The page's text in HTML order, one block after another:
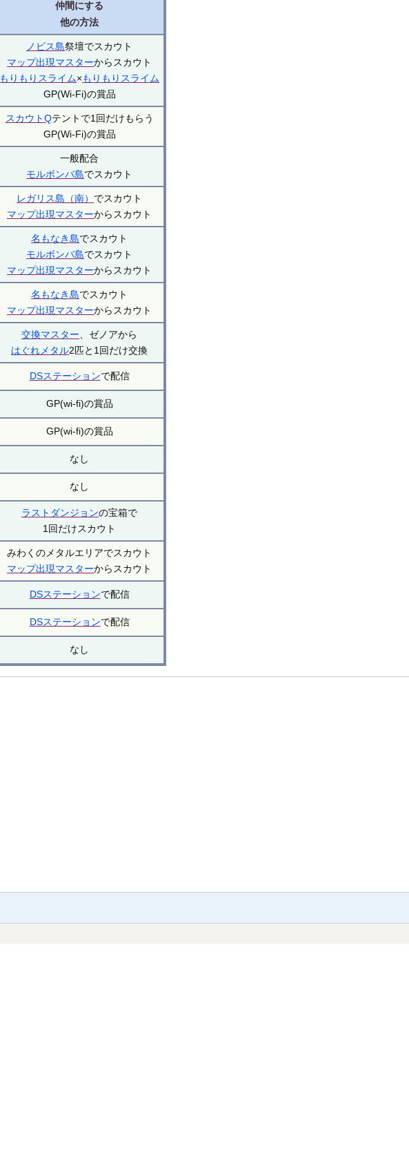
仲間にする
他の方法
ノビス島祭壇でスカウト
マップ出現マスターからスカウト
もりもりスライム×もりもりスライム
GP(Wi-Fi)の賞品
スカウトQテントで1回だけもらう
GP(Wi-Fi)の賞品
一般配合
モルボンバ島でスカウト
レガリス島（南） でスカウト
マップ出現マスターからスカウト
名もなき島でスカウト
モルボンバ島でスカウト
マップ出現マスターからスカウト
名もなき島でスカウト
マップ出現マスターからスカウト
交換マスター、ゼノアから
はぐれメタル2匹と1回だけ交換
DSステーションで配信
GP(wi-fi)の賞品
GP(wi-fi)の賞品
なし
なし
ラストダンジョンの宝箱で
1回だけスカウト
みわくのメタルエリアでスカウト
マップ出現マスターからスカウト
DSステーションで配信
DSステーションで配信
なし